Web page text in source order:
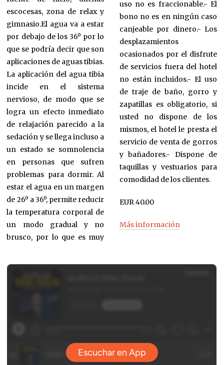
escocesas, zona de relax y
gimnasio.El agua va a estar
por debajo de los 36º por lo
que se podría decir que son
aplicaciones de aguas tibias.
La aplicación del agua tibia
incide en el sistema
nervioso, de modo que se
logra un efecto inmediato
de relajación parecido a la
sedación y se llega incluso a
un estado se somnolencia
en personas que sufren
problemas para dormir. Al
estar el agua en un margen
de 26º a 36º, permite reducir
la temperatura corporal de
un modo gradual y no
brusco, por lo que es muy
uso no es fraccionable.- El
bono no es en ningún caso
canjeable por dinero.- Los
desplazamientos
ocasionados por el disfrute
de servicios fuera del hotel
no están incluidos.- El uso
de traje de baño, gorro y
zapatillas es obligatorio, si
usted no dispone de los
mismos, el hotel le presta el
servicio de venta de gorros
y bañadores.- Dispone de
taquillas y vestuarios para
comodidad de los clientes.
EUR 40.00
Más información